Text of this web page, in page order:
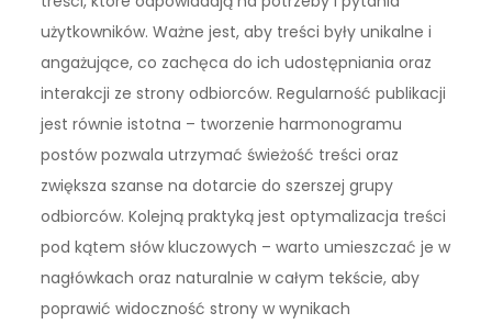
użytkowników. Ważne jest, aby treści były unikalne i
angażujące, co zachęca do ich udostępniania oraz
interakcji ze strony odbiorców. Regularność publikacji
jest równie istotna – tworzenie harmonogramu
postów pozwala utrzymać świeżość treści oraz
zwiększa szanse na dotarcie do szerszej grupy
odbiorców. Kolejną praktyką jest optymalizacja treści
pod kątem słów kluczowych – warto umieszczać je w
nagłówkach oraz naturalnie w całym tekście, aby
poprawić widoczność strony w wynikach